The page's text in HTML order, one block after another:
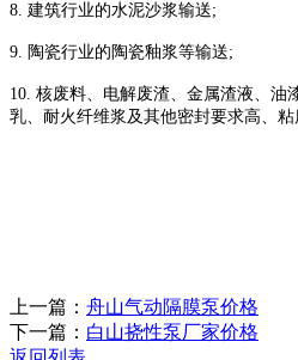
8. 建筑行业的水泥沙浆输送;
9. 陶瓷行业的陶瓷釉浆等输送;
10. 核废料、电解废渣、金属渣液、油
乳、耐火纤维浆及其他密封要求高、
上一篇： 舟山气动隔膜泵价格
下一篇： 白山挠性泵厂家价格